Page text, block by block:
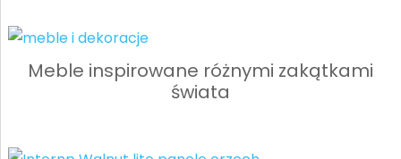
Meble inspirowane różnymi zakątkami
świata